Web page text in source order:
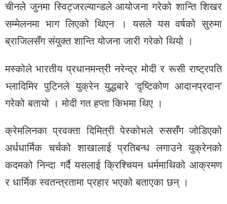
चीनले जुनमा स्विट्जरल्यान्डले आयोजना गरेको शान्ति शिखर
सम्मेलनमा भाग लिएको थिएन । यसले यस वर्षको सुरुमा
ब्राजिलसँग संयुक्त शान्ति योजना जारी गरेको थियो ।
मस्कोले भारतीय प्रधानमन्त्री नरेन्द्र मोदी र रूसी राष्ट्रपति
भ्लादिमिर पुटिनले युक्रेन युद्धबारे ‘दृष्टिकोण आदानप्रदान’
गरेको बतायो । मोदी गत हप्ता किभमा थिए ।
क्रेमलिनका प्रवक्ता दिमित्री पेस्कोभले रुससँग जोडिएको
अर्धधार्मिक चर्चको शाखालाई प्रतिबन्ध लगाउने युक्रेनको
कदमको निन्दा गर्दै यसलाई क्रिश्चियन धर्ममाथिको आक्रमण
र धार्मिक स्वतन्त्रतामा प्रहार भएको बताएका छन् ।